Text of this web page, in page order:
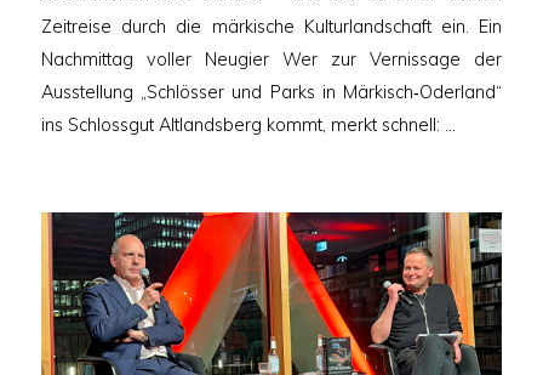
Zeitreise durch die märkische Kulturlandschaft ein. Ein
Nachmittag voller Neugier Wer zur Vernissage der
Ausstellung „Schlösser und Parks in Märkisch‑Oderland“
ins Schlossgut Altlandsberg kommt, merkt schnell: …